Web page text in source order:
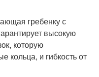
гребенку с
высокую
которую
кольца, и гибкость от